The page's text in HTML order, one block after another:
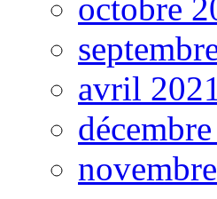
octobre
avril 2021